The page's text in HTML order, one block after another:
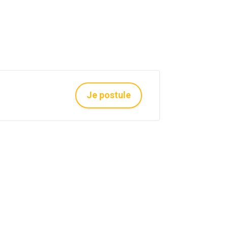
Je postule